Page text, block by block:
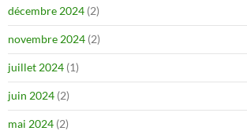
décembre 2024 (2)
novembre 2024 (2)
juillet 2024 (1)
juin 2024 (2)
mai 2024 (2)